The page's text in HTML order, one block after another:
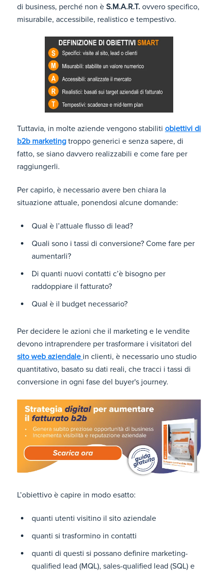
di business, perché non è S.M.A.R.T. ovvero specifico,
misurabile, accessibile, realistico e tempestivo.
Tuttavia, in molte aziende vengono stabiliti obiettivi di
b2b marketing troppo generici e senza sapere, di
fatto, se siano davvero realizzabili e come fare per
raggiungerli.
Per capirlo, è necessario avere ben chiara la
situazione attuale, ponendosi alcune domande:
Qual è l’attuale flusso di lead?
Quali sono i tassi di conversione? Come fare per
aumentarli?
Di quanti nuovi contatti c’è bisogno per
raddoppiare il fatturato?
Qual è il budget necessario?
Per decidere le azioni che il marketing e le vendite
devono intraprendere per trasformare i visitatori del
sito web aziendale in clienti, è necessario uno studio
quantitativo, basato su dati reali, che tracci i tassi di
conversione in ogni fase del buyer's journey.
L’obiettivo è capire in modo esatto:
quanti utenti visitino il sito aziendale
quanti si trasformino in contatti
quanti di questi si possano definire marketing-
qualified lead (MQL), sales-qualified lead (SQL) e